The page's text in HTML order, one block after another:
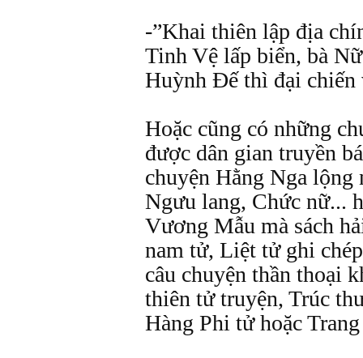
-”Khai thiên lập địa
Tinh Vệ lấp biển, bà
Huỳnh Đế thì đại
Hoặc cũng có những
được dân gian truyền
chuyện Hằng Nga
Ngưu lang, Chức nữ...
Vương Mẫu mà sách
nam tử, Liệt tử ghi
câu chuyện thần thoại
thiên tử truyện, Trúc
Hàng Phi tử hoặc